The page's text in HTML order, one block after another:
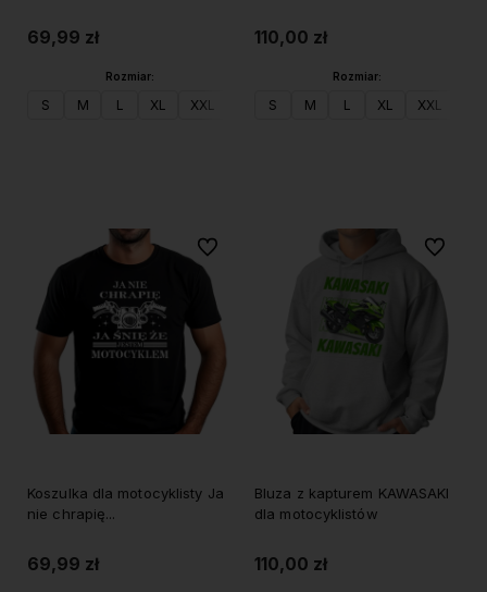
69,99 zł
Rozmiar:
S M L XL XXL
110,00 zł
Rozmiar:
S M L XL XXL
Koszulka dla motocyklisty Ja
nie chrapię...
69,99 zł
Do ulubionych
Bluza z kapturem KAWASAKI
dla motocyklistów
110,00 zł
Do